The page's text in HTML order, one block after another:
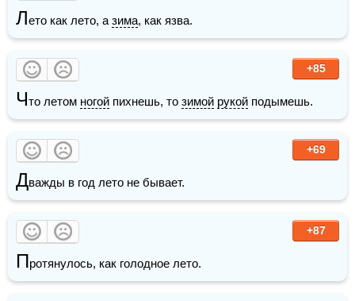
Лето как лето, а зима, как язва.
+85
Что летом ногой пихнешь, то зимой рукой подымешь.
+69
Дважды в год лето не бывает.
+87
Протянулось, как голодное лето.